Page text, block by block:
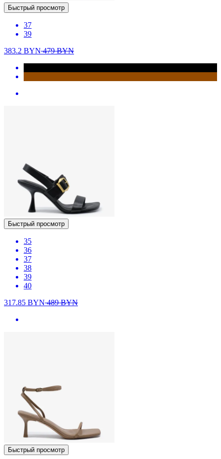
Быстрый просмотр
37
39
383.2 BYN479BYN
Быстрый просмотр
35
36
37
38
39
40
317.85 BYN489BYN
Быстрый просмотр